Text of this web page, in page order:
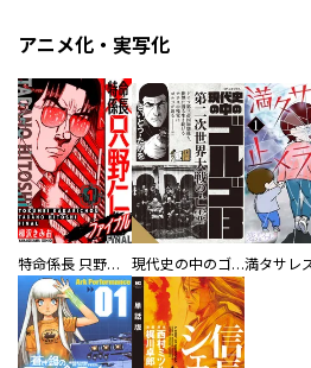
アニメ化・実写化
特命係長 只野仁ファイナル 愛蔵版 現代史の中のゴルゴ13